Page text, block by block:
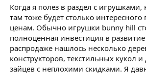
Когда я полез в раздел с
там тоже будет столько
ценам. Обычно игрушки bunny hill
полноценная инвестиция в
распродаже нашлось несколько
конструкторов, текстильных кукол
зайцев с неплохими скидками. Я